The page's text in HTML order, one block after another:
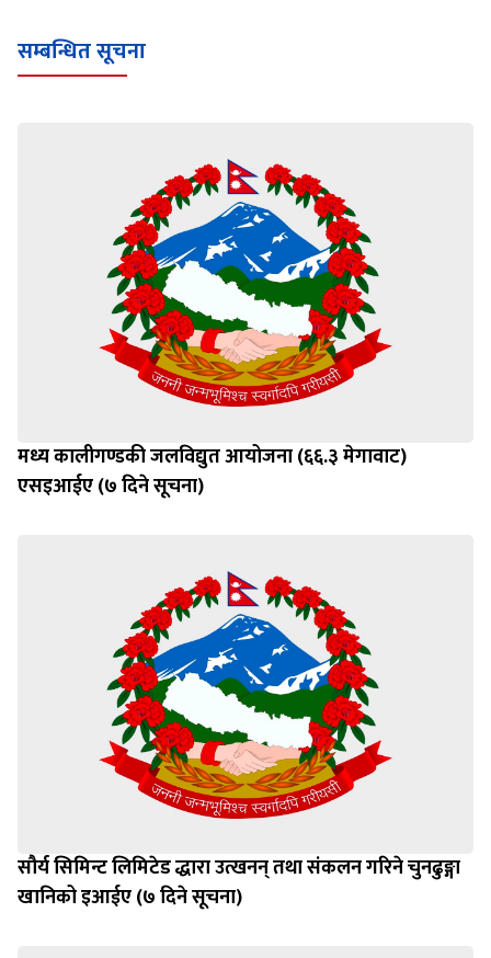
सम्बन्धित सूचना
मध्य कालीगण्डकी जलविद्युत आयोजना (६६.३ मेगावाट)
एसइआईए (७ दिने सूचना)
सौर्य सिमिन्ट लिमिटेड द्धारा उत्खनन् तथा संकलन गरिने चुनढुङ्गा
खानिको इआईए (७ दिने सूचना)